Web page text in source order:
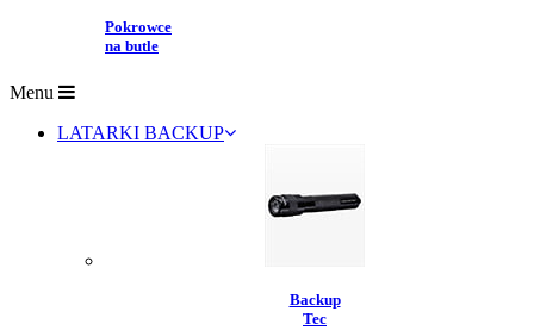
Pokrowce
na butle
Menu
LATARKI BACKUP
Backup
Tec